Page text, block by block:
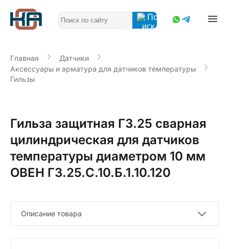
Главная
Датчики
Аксессуары и арматура для датчиков температуры
Гильзы
Гильза защитная ГЗ.25 сварная
цилиндрическая для датчиков
температуры диаметром 10 мм
ОВЕН ГЗ.25.С.10.Б.1.10.120
Описание товара